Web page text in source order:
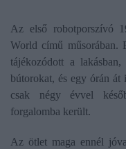
Az első robotporszívó
World című műsorában.
tájékozódott a
bútorokat, és egy órán
csak négy évvel
forgalomba került.
Az ötlet maga ennél